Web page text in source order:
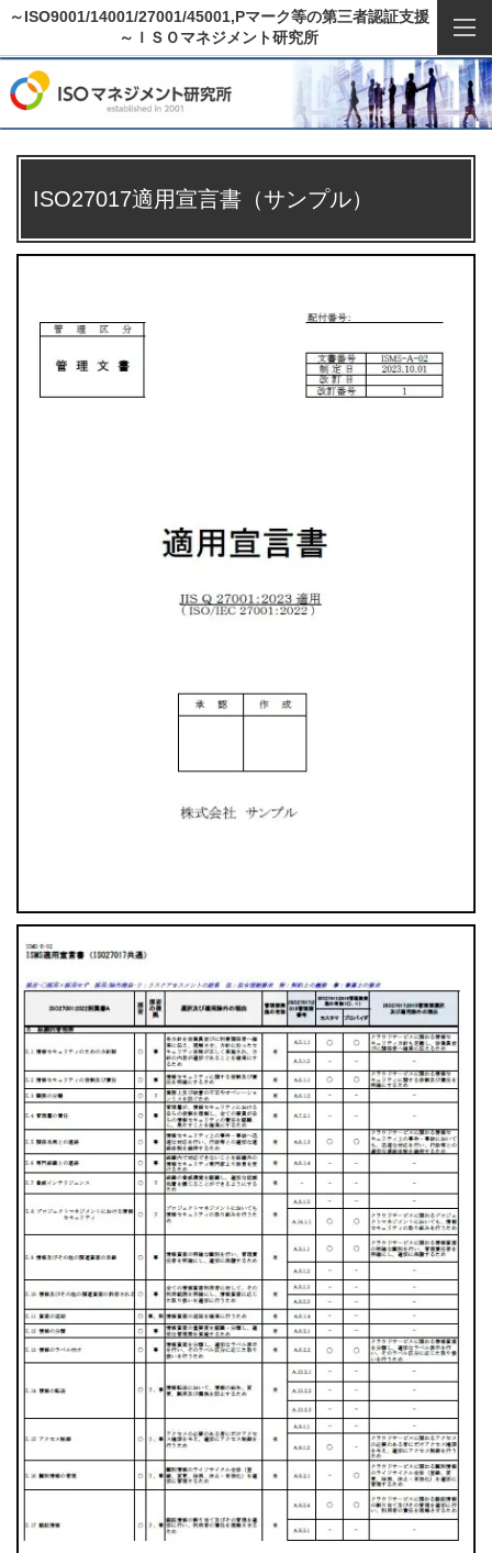
～ISO9001/14001/27001/45001,Pマーク等の第三者認証支援
～ＩＳＯマネジメント研究所
ISO27017適用宣言書（サンプル）